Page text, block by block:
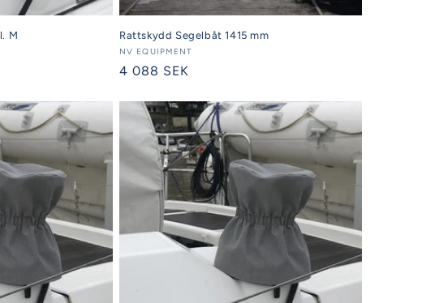
M Rattskydd Segelbåt 1415 mm
Säljare:
NV EQUIPMENT
Ordinarie
4 088 SEK